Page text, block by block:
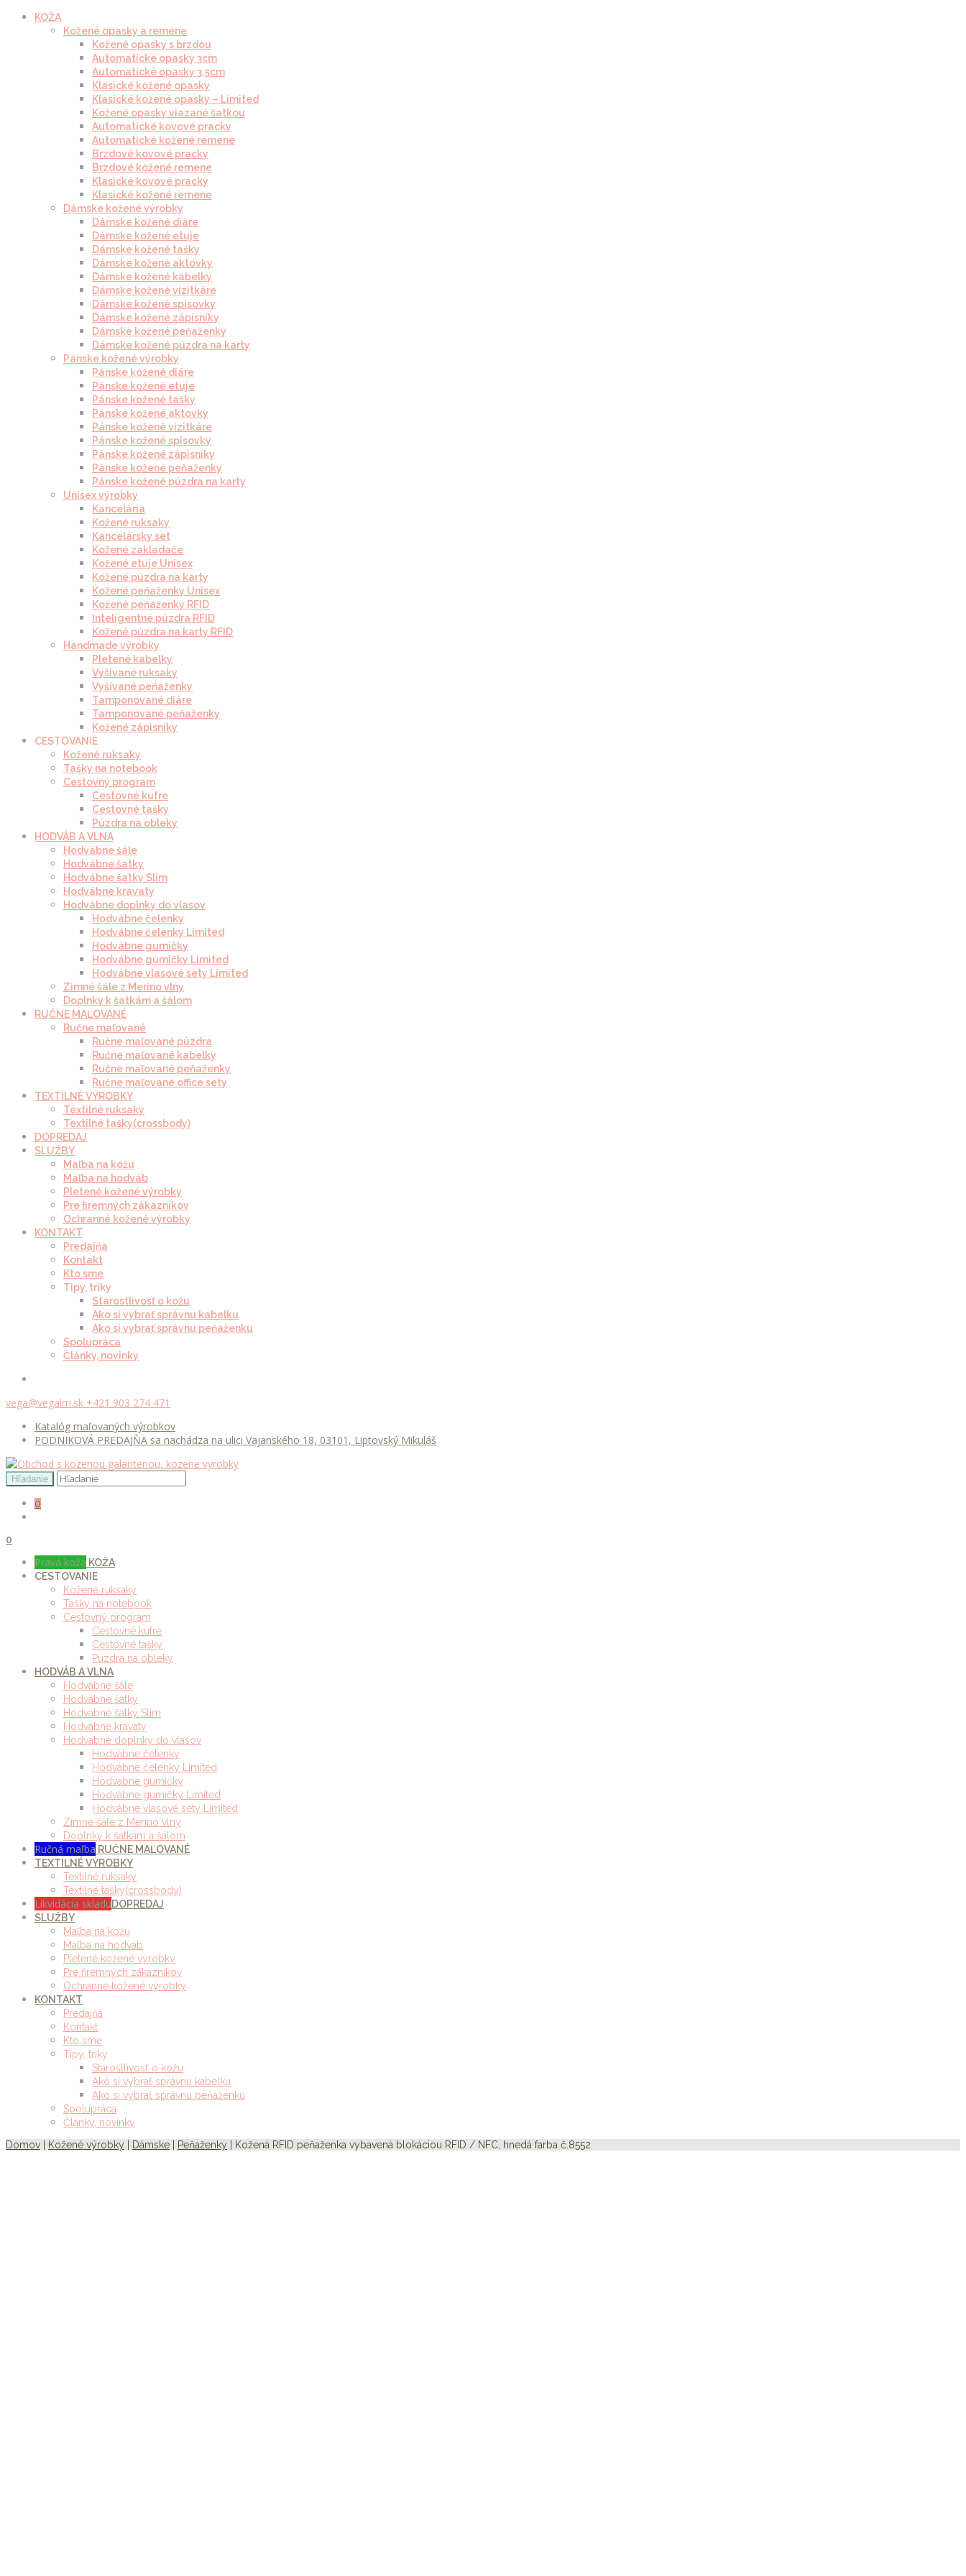
KOŽA
Kožené opasky a remene
Kožené opasky s brzdou
Automatické opasky 3cm
Automatické opasky 3.5cm
Klasické kožené opasky
Klasické kožené opasky – Limited
Kožené opasky viazané šatkou
Automatické kovové pracky
Automatické kožené remene
Brzdové kovové pracky
Brzdové kožené remene
Klasické kovové pracky
Klasické kožené remene
Dámske kožené výrobky
Dámske kožené diáre
Dámske kožené etuje
Dámske kožené tašky
Dámske kožené aktovky
Dámske kožené kabelky
Dámske kožené vizitkáre
Dámske kožené spisovky
Dámske kožené zápisníky
Dámske kožené peňaženky
Dámske kožené púzdra na karty
Pánske kožené výrobky
Pánske kožené diáre
Pánske kožené etuje
Pánske kožené tašky
Pánske kožené aktovky
Pánske kožené vizitkáre
Pánske kožené spisovky
Pánske kožené zápisníky
Pánske kožené peňaženky
Pánske kožené púzdra na karty
Unisex výrobky
Kancelária
Kožené ruksaky
Kancelársky set
Kožené zakladače
Kožené etuje Unisex
Kožené púzdra na karty
Kožené peňaženky Unisex
Kožené peňaženky RFID
Inteligentné púzdra RFID
Kožené púzdra na karty RFID
Handmade výrobky
Pletené kabelky
Vyšívané ruksaky
Vyšívané peňaženky
Tamponované diáre
Tamponované peňaženky
Kožené zápisníky
CESTOVANIE
Kožené ruksaky
Tašky na notebook
Cestovný program
Cestovné kufre
Cestovné tašky
Púzdra na obleky
HODVÁB A VLNA
Hodvábne šále
Hodvábne šatky
Hodvábne šatky Slim
Hodvábne kravaty
Hodvábne doplnky do vlasov
Hodvábne čelenky
Hodvábne čelenky Limited
Hodvábne gumičky
Hodvábne gumičky Limited
Hodvábne vlasové sety Limited
Zimné šále z Merino vlny
Doplnky k šatkám a šálom
RUČNE MAĽOVANÉ
Ručne maľované
Ručne maľované púzdra
Ručne maľované kabelky
Ručne maľované peňaženky
Ručne maľované office sety
TEXTILNÉ VÝROBKY
Textilné ruksaky
Textilné tašky(crossbody)
DOPREDAJ
SLUŽBY
Maľba na kožu
Maľba na hodváb
Pletené kožené výrobky
Pre firemných zákazníkov
Ochranné kožené výrobky
KONTAKT
Predajňa
Kontakt
Kto sme
Tipy, triky
Starostlivosť o kožu
Ako si vybrať správnu kabelku
Ako si vybrať správnu peňaženku
Spolupráca
Články, novinky
vega@vegalm.sk +421 903 274 471
Katalóg maľovaných výrobkov
PODNIKOVÁ PREDAJŇA sa nachádza na ulici Vajanského 18, 03101, Liptovský Mikuláš
0
0
Pravá koža KOŽA
CESTOVANIE
Kožené ruksaky
Tašky na notebook
Cestovný program
Cestovné kufre
Cestovné tašky
Púzdra na obleky
HODVÁB A VLNA
Hodvábne šále
Hodvábne šatky
Hodvábne šatky Slim
Hodvábne kravaty
Hodvábne doplnky do vlasov
Hodvábne čelenky
Hodvábne čelenky Limited
Hodvábne gumičky
Hodvábne gumičky Limited
Hodvábne vlasové sety Limited
Zimné šále z Merino vlny
Doplnky k šatkám a šálom
Ručná maľba RUČNE MAĽOVANÉ
TEXTILNÉ VÝROBKY
Textilné ruksaky
Textilné tašky(crossbody)
Likvidácia skladuDOPREDAJ
SLUŽBY
Maľba na kožu
Maľba na hodváb
Pletené kožené výrobky
Pre firemných zákazníkov
Ochranné kožené výrobky
KONTAKT
Predajňa
Kontakt
Kto sme
Tipy, triky
Starostlivosť o kožu
Ako si vybrať správnu kabelku
Ako si vybrať správnu peňaženku
Spolupráca
Články, novinky
Domov
Kožené výrobky Dámske Peňaženky | Kožená RFID peňaženka vybavená blokáciou RFID / NFC, hnedá farba č.8552